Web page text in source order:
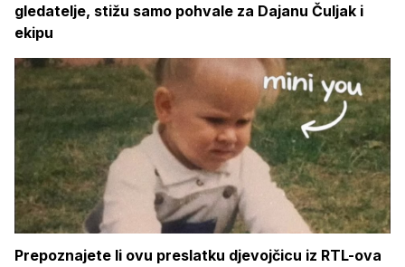
gledatelje, stižu samo pohvale za Dajanu Čuljak i
ekipu
Prepoznajete li ovu preslatku djevojčicu iz RTL-ova